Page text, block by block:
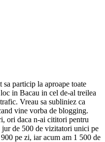
particip la aproape toate
in Bacau in cel de-al treilea
Vreau sa subliniez ca
vine vorba de blogging.
ori daca n-ai cititori pentru
de 500 de vizitatori unici pe
pe zi, iar acum am 1 500 de